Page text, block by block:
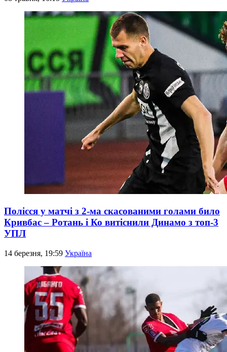
Полісся у матчі з 2-ма скасованими голами било
Кривбас – Ротань і Ко витіснили Динамо з топ-3
УПЛ
14 березня, 19:59 Україна